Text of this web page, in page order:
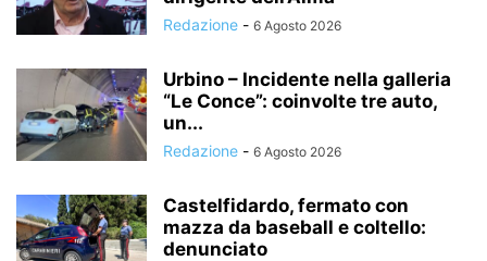
Redazione - 6 Agosto 2026
Urbino – Incidente nella galleria
“Le Conce”: coinvolte tre auto,
un...
Redazione - 6 Agosto 2026
Castelfidardo, fermato con
mazza da baseball e coltello:
denunciato